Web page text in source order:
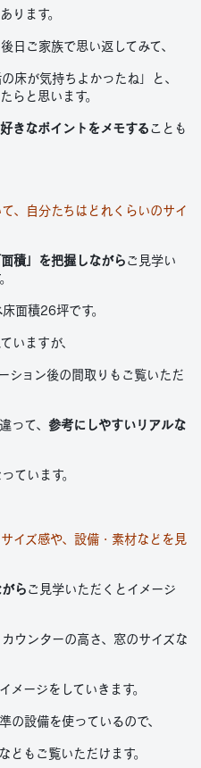
ります。
日ご家族で思い返してみて、
床が気持ちよかったね」と、
らと思います。
きなポイントをメモする ことも
、自分たちはどれくらいのサイ
面積」を把握しながら ご見学い
面積26坪です。
いますが、
ション後の間取りもご覧いただ
って、 参考にしやすいリアルな
ています。
イズ感や、設備・素材などを見
ら ご見学いただくとイメージ
ウンターの高さ、窓のサイズな
メージをしていきます。
の設備を使っているので、
どもご覧いただけます。